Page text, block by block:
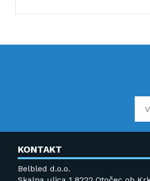
KONTAKT
Belbled d.o.o.